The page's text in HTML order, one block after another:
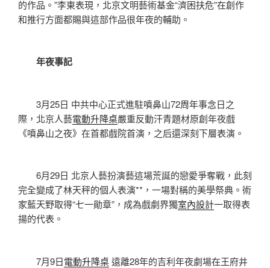
的作品。”李東表現，北京文明藝術基金“濟困扶危”在創作
和推行方面都賜與這部作品很年夜的輔助。
年夜事記
3月25日 中共中心正式進駐噴鼻山72周年事念日之
際，北京人藝電動升降桌嚴重反動汗青題材原創年夜戲
《噴鼻山之夜》在首都戲院首演，之后還深刻下層表演。
6月29日 北京人藝扮演藝這場荒誕的戀愛爭奪戰，此刻
完全變成了林天秤的個人表演**，一場對稱的美學祭典。術
家藍天野取得“七一勛章”，成為戲劇界獨室內設計一取得表
揚的代表。
7月9日電動升降桌遠離28年的吉利年夜劇場在王府井